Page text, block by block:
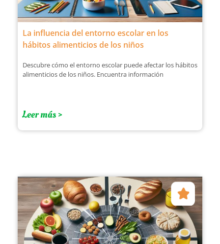
La influencia del entorno escolar en los
hábitos alimenticios de los niños
Descubre cómo el entorno escolar puede afectar los hábitos
alimenticios de los niños. Encuentra información
Leer más >